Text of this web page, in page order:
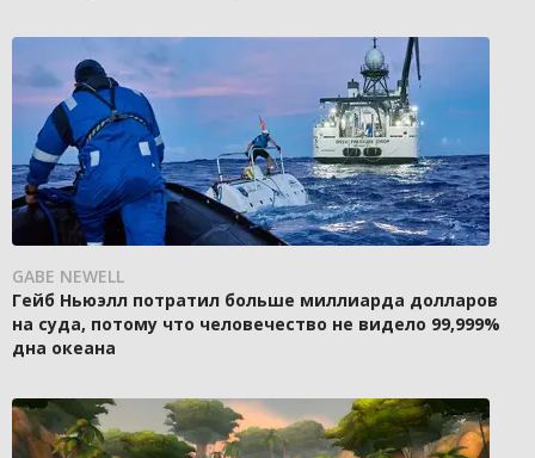
GABE NEWELL
Гейб Ньюэлл потратил больше миллиарда долларов
на суда, потому что человечество не видело 99,999%
дна океана